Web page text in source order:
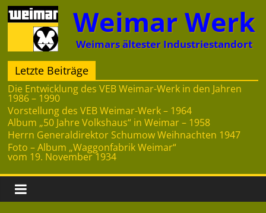
Zum
Inhalt
springen
Weimar Werk
Weimars ältester Industriestandort
Letzte Beiträge
Die Entwicklung des VEB Weimar-Werk in den Jahren
1986 – 1990
Vorstellung des VEB Weimar-Werk – 1964
Album „50 Jahre Volkshaus“ in Weimar – 1958
Herrn Generaldirektor Schumow Weihnachten 1947
Foto – Album „Waggonfabrik Weimar“
vom 19. November 1934